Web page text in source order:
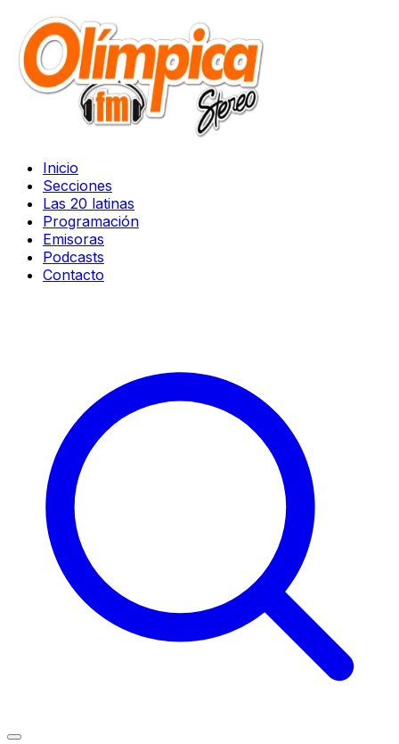
Inicio
Secciones
Las 20 latinas
Programación
Emisoras
Podcasts
Contacto